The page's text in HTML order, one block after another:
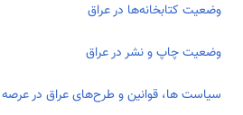
وضعیت کتابخانه‌ها در عراق
وضعیت چاپ و نشر در عراق
سیاست ها، قوانین و طرح‌های عراق در عرصه